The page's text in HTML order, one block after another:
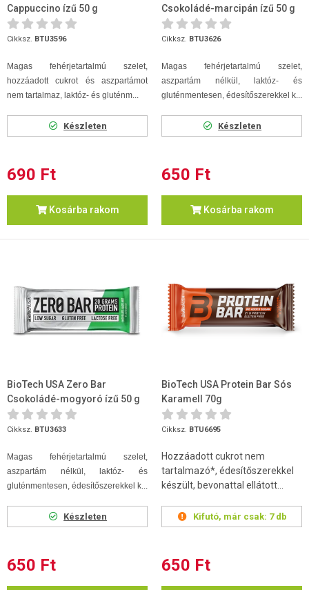
Cappuccino ízű 50 g
Cikksz. BTU3596
Magas fehérjetartalmú szelet,
hozzáadott cukrot és aszpartámot
nem tartalmaz, laktóz- és gluténm...
Készleten
690 Ft
Kosárba rakom
Csokoládé-marcipán ízű 50 g
Cikksz. BTU3626
Magas fehérjetartalmú szelet,
aszpartám nélkül, laktóz- és
gluténmentesen, édesítőszerekkel k...
Készleten
650 Ft
Kosárba rakom
BioTech USA Zero Bar
Csokoládé-mogyoró ízű 50 g
Cikksz. BTU3633
Magas fehérjetartalmú szelet,
aszpartám nélkül, laktóz- és
gluténmentesen, édesítőszerekkel k...
Készleten
650 Ft
BioTech USA Protein Bar Sós
Karamell 70g
Cikksz. BTU6695
Hozzáadott cukrot nem
tartalmazó*, édesítőszerekkel
készült, bevonattal ellátott...
Kifutó, már csak: 7 db
650 Ft